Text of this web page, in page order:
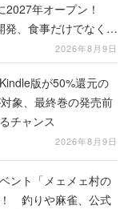
2027年オープン！
、食事だけでなくス
ホラー体験も楽しめ
2026年8月9日
版が50%還元の
象、最終巻の発売前
チャンス
2026年8月9日
ント「メェメェ村の
釣りや麻雀、公式